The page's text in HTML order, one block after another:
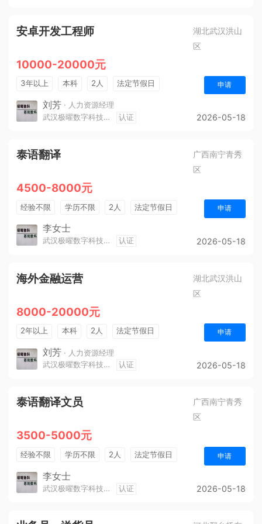
安卓开发工程师
湖北武汉洪山
区
10000-20000元
3年以上 本科 2人
法定节假日
奖励计划
节假日福利
申请
刘芳 · 人力资源经理
武汉极曜数字科技有限公司
认证 2026-05-18
泰语翻译
广西南宁青秀
区
4500-8000元
经验不限 学历不限 2人
法定节假日
五险
申请
李女士
武汉极曜数字科技有限公司 认证 2026-05-18
海外金融运营
湖北武汉洪山
区
8000-20000元
2年以上 本科 2人
法定节假日
休假制度
生日福利 节假日福利
申请
刘芳 · 人力资源经理
武汉极曜数字科技有限公司
认证 2026-05-18
泰语翻译文员
广西南宁青秀
区
3500-5000元
经验不限 学历不限 2人
法定节假日
五险
申请
李女士
武汉极曜数字科技有限公司 认证 2026-05-18